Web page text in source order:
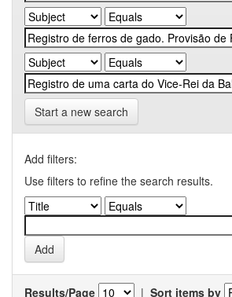
Start a new search
Add filters:
Use filters to refine the search results.
Results/Page | Sort items by